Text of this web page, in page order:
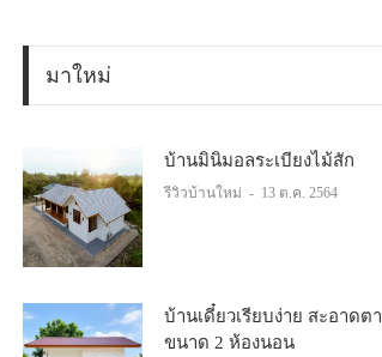
มาใหม่
บ้านมินิมอลระเบียงไม้สัก
รีวิวบ้านใหม่ - 13 ต.ค. 2564
บ้านเดี๋ยวเรียบง่าย สะอาดตา
ขนาด 2 ห้องนอน